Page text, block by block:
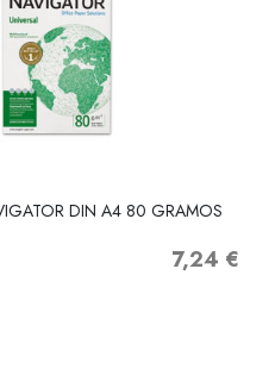
DIN A4 80 GRAMOS
Precio
7,24 €